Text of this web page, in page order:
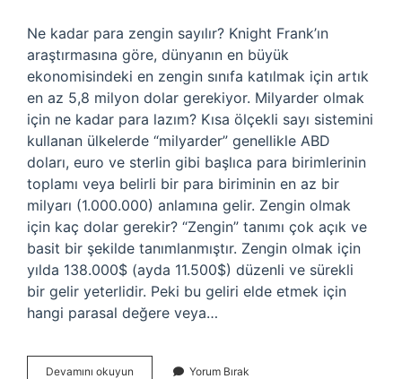
Ne kadar para zengin sayılır? Knight Frank’ın
araştırmasına göre, dünyanın en büyük
ekonomisindeki en zengin sınıfa katılmak için artık
en az 5,8 milyon dolar gerekiyor. Milyarder olmak
için ne kadar para lazım? Kısa ölçekli sayı sistemini
kullanan ülkelerde “milyarder” genellikle ABD
doları, euro ve sterlin gibi başlıca para birimlerinin
toplamı veya belirli bir para biriminin en az bir
milyarı (1.000.000) anlamına gelir. Zengin olmak
için kaç dolar gerekir? “Zengin” tanımı çok açık ve
basit bir şekilde tanımlanmıştır. Zengin olmak için
yılda 138.000$ (ayda 11.500$) düzenli ve sürekli
bir gelir yeterlidir. Peki bu geliri elde etmek için
hangi parasal değere veya…
Devamını okuyun Yorum Bırak